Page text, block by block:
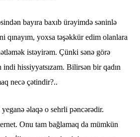
bayıra baxıb ürəyimdə səninlə
qınayım, yoxsa təşəkkür edim olanlara
istəyirəm. Çünki sənə görə
hissiyyatsızam. Bilirsən bir qadın
necə çətindir?..
əlaqə o sehrli pəncərədir.
Onu tam bağlamaq da mümkün